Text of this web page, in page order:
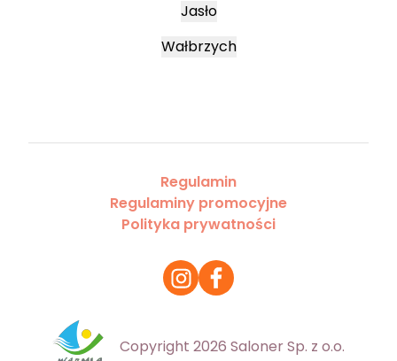
Jasło
Wałbrzych
Regulamin
Regulaminy promocyjne
Polityka prywatności
Copyright 2026 Saloner Sp. z o.o.